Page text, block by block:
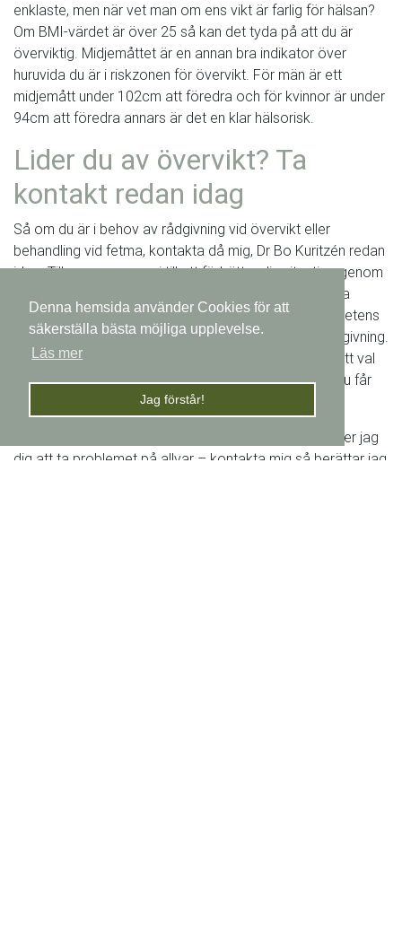
Denna hemsida använder Cookies för att
säkerställa bästa möjliga upplevelse.
Läs mer
Jag förstår!
enklaste, men när vet man om ens vikt är farlig för hälsan?
Om BMI-värdet är över 25 så kan det tyda på att du är
överviktig. Midjemåttet är en annan bra indikator över
huruvida du är i riskzonen för övervikt. För män är ett
midjemått under 102cm att föredra och för kvinnor är under
94cm att föredra annars är det en klar hälsorisk.
Lider du av övervikt? Ta
kontakt redan idag
Så om du är i behov av rådgivning vid övervikt eller
behandling vid fetma, kontakta då mig, Dr Bo Kuritzén redan
idag. Tillsammans ser vi till att förbättra din situation genom
snabb och personlig vård och behandling.Utöver mina
yrkesmässigt långa erfarenheter och min goda kompetens
är jag även skicklig när det kommer till medicinsk rådgivning.
Det är centralt att du som patient känner dig trygg i ditt val
av vår läkarmottagning och du ska kunna lita på att du får
den vård du behöver, när du behöver den.
Övervikt är en hälsofara för dig och ditt liv. Därför råder jag
dig att ta problemet på allvar – kontakta mig så berättar jag